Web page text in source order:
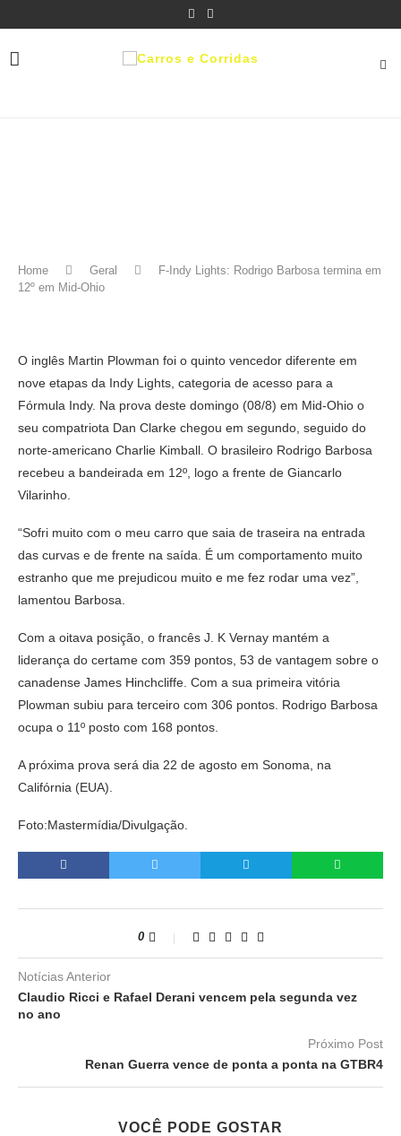
Home Geral
F-Indy Lights: Rodrigo Barbosa termina em
12º em Mid-Ohio
O inglês Martin Plowman foi o quinto vencedor diferente em
nove etapas da Indy Lights, categoria de acesso para a
Fórmula Indy. Na prova deste domingo (08/8) em Mid-Ohio o
seu compatriota Dan Clarke chegou em segundo, seguido do
norte-americano Charlie Kimball. O brasileiro Rodrigo Barbosa
recebeu a bandeirada em 12º, logo a frente de Giancarlo
Vilarinho.
“Sofri muito com o meu carro que saia de traseira na entrada
das curvas e de frente na saída. É um comportamento muito
estranho que me prejudicou muito e me fez rodar uma vez”,
lamentou Barbosa.
Com a oitava posição, o francês J. K Vernay mantém a
liderança do certame com 359 pontos, 53 de vantagem sobre o
canadense James Hinchcliffe. Com a sua primeira vitória
Plowman subiu para terceiro com 306 pontos. Rodrigo Barbosa
ocupa o 11º posto com 168 pontos.
A próxima prova será dia 22 de agosto em Sonoma, na
Califórnia (EUA).
Foto:Mastermídia/Divulgação.
0
Notícias Anterior
Claudio Ricci e Rafael Derani vencem pela segunda vez
no ano
Próximo Post
Renan Guerra vence de ponta a ponta na GTBR4
VOCÊ PODE GOSTAR